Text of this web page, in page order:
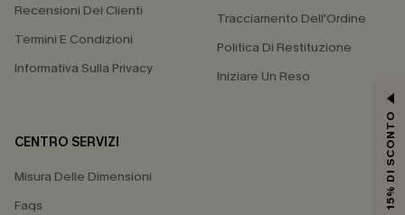
Recensioni Dei Clienti
Termini E Condizioni
Informativa Sulla Privacy
Tracciamento Dell'Ordine
Politica Di Restituzione
Iniziare Un Reso
CENTRO SERVIZI
Misura Delle Dimensioni
Faqs
15% DI SCONTO